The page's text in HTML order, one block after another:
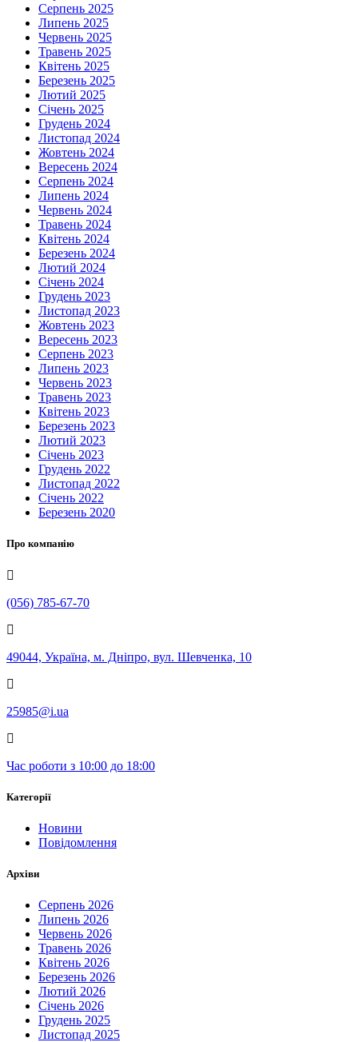
Серпень 2025
Липень 2025
Червень 2025
Травень 2025
Квітень 2025
Березень 2025
Лютий 2025
Січень 2025
Грудень 2024
Листопад 2024
Жовтень 2024
Вересень 2024
Серпень 2024
Липень 2024
Червень 2024
Травень 2024
Квітень 2024
Березень 2024
Лютий 2024
Січень 2024
Грудень 2023
Листопад 2023
Жовтень 2023
Вересень 2023
Серпень 2023
Липень 2023
Червень 2023
Травень 2023
Квітень 2023
Березень 2023
Лютий 2023
Січень 2023
Грудень 2022
Листопад 2022
Січень 2022
Березень 2020
Про компанію
(056) 785-67-70
49044, Україна, м. Дніпро, вул. Шевченка, 10
25985@i.ua
Час роботи з 10:00 до 18:00
Категорії
Новини
Повідомлення
Архіви
Серпень 2026
Липень 2026
Червень 2026
Травень 2026
Квітень 2026
Березень 2026
Лютий 2026
Січень 2026
Грудень 2025
Листопад 2025